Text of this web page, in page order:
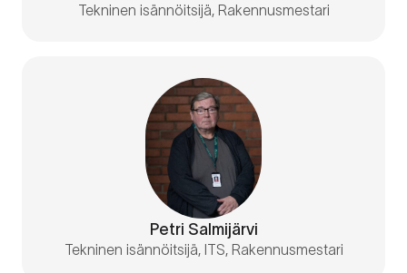
Tekninen isännöitsijä, Rakennusmestari
Petri Salmijärvi
Tekninen isännöitsijä, ITS, Rakennusmestari